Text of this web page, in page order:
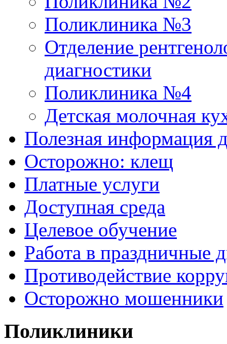
Поликлиника №3
Отделение
диагностики
Поликлиника №4
Детская молочная
Полезная информация
Осторожно: клещ
Платные услуги
Доступная среда
Целевое обучение
Работа в праздничные
Противодействие
Осторожно мошенники
Поликлиники